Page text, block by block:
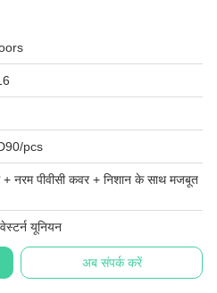
pcs
+ नरम पीवीसी कवर + निशान के साथ मजबूत
यूनियन
अब संपर्क करें